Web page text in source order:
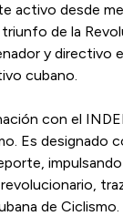
activo desde
de la
y directivo
cubano.
con el
Es designado
de